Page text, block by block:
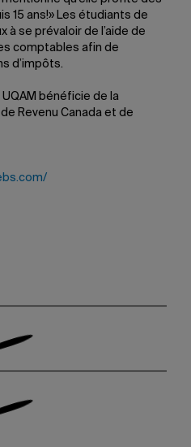
15 ans!» Les étudiants de
à se prévaloir de l’aide de
comptables afin de
d’impôts.
UQAM bénéficie de la
Revenu Canada et de